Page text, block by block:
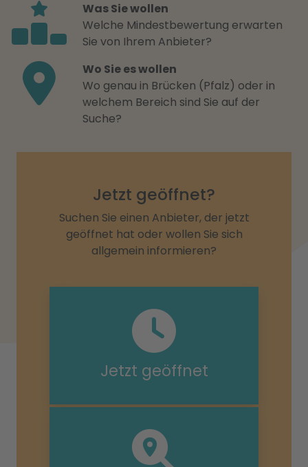
Was Sie wollen
Welche Mindestbewertung erwarten
Sie von Ihrem Anbieter?
Wo Sie es wollen
Wo genau in Brücken (Pfalz) oder in
welchem Bereich sind Sie auf der
Suche?
Jetzt geöffnet?
Suchen Sie einen Anbieter, der jetzt
geöffnet hat oder wollen Sie sich
allgemein informieren?
Jetzt geöffnet